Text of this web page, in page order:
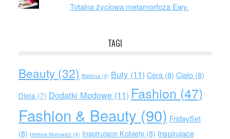
Totalna życiowa metamorfoza Ewy.
TAGI
Beauty(32) Bielizna (4) Buty(11) Cera (8) Ciało(8)
Dieta (7) Dodatki Modowe(11) Fashion (47)
Fashion & Beauty (90) FridaySet
(8) Helena Norowicz(4) Inspirujące Kobiety(8) Inspirujące